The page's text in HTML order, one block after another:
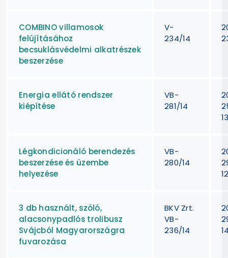
COMBINO villamosok
felújításához
becsuklásvédelmi alkatrészek
beszerzése
V-
234/14
Energia ellátó rendszer
kiépítése
VB-
281/14
Légkondicionáló berendezés
beszerzése és üzembe
helyezése
VB-
280/14
3 db használt, szóló,
alacsonypadlós trolibusz
Svájcból Magyarországra
fuvarozása
BKV Zrt.
VB-
236/14